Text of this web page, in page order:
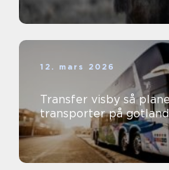
12. mars 2026
Transfer visby så planerar du smidiga
transporter på gotland